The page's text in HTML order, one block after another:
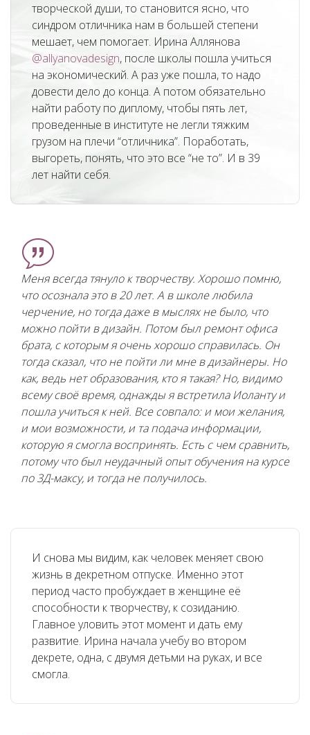
творческой души, то становится ясно, что
синдром отличника нам в большей степени
мешает, чем помогает. Ирина Аллянова
@allyanovadesign, после школы пошла учиться
на экономический. А раз уже пошла, то надо
довести дело до конца. А потом обязательно
найти работу по диплому, чтобы пять лет,
проведенные в институте не легли тяжким
грузом на плечи “отличника”. Поработать,
выгореть, понять, что это все “не то”. И в 39
лет найти себя.
Меня всегда тянуло к творчеству. Хорошо помню,
что осознала это в 20 лет. А в школе любила
черчение, но тогда даже в мыслях не было, что
можно пойти в дизайн. Потом был ремонт офиса
брата, с которым я очень хорошо справилась. Он
тогда сказал, что не пойти ли мне в дизайнеры. Но
как, ведь нет образования, кто я такая? Но, видимо
всему своё время, однажды я встретила Иоланту и
пошла учиться к ней. Все совпало: и мои желания,
и мои возможности, и та подача информации,
которую я смогла воспринять. Есть с чем сравнить,
потому что был неудачный опыт обучения на курсе
по 3Д-максу, и тогда не получилось.
И снова мы видим, как человек меняет свою
жизнь в декретном отпуске. Именно этот
период часто пробуждает в женщине её
способности к творчеству, к созиданию.
Главное уловить этот момент и дать ему
развитие. Ирина начала учебу во втором
декрете, одна, с двумя детьми на руках, и все
смогла.